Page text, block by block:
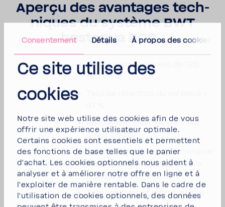
Consen­te­ment Détails À propos des cookies
Ce site utilise des
cookies
Notre site web utilise des cookies afin de vous
offrir une expé­rience utili­sa­teur opti­male.
Certains cookies sont essen­tiels et permettent
des fonc­tions de base telles que le panier
d'achat. Les cookies option­nels nous aident à
analyser et à améliorer notre offre en ligne et à
l'ex­ploiter de manière rentable. Dans le cadre de
l'uti­li­sa­tion de cookies option­nels, des données
Aperçu des avan­tages tech­
niques du système BWT
bestaqua ROC :
Perfor­mances élevées de 120 -
180 l/h
Rende­ment élevé du perméat
jusqu'à 50 %
Sali­nité libre­ment sélec­tion­nable
dans le perméat par un simple
réglage du by-​pass
Très compact et entre­tien aisé